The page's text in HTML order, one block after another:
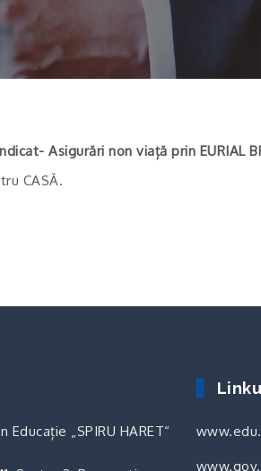
Asigurări non viață prin EURIAL
CASĂ.
„SPIRU HARET“